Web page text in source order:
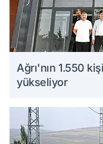
Ağrı'nın 1.550
yükseliyor